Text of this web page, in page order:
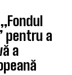
pentru a
a